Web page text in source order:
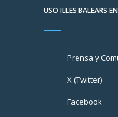
USO ILLES BALEARS
Prensa y
X (Twitter)
Facebook